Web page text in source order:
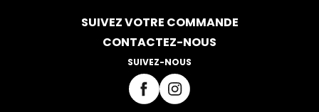
SUIVEZ VOTRE COMMANDE
CONTACTEZ-NOUS
SUIVEZ-NOUS